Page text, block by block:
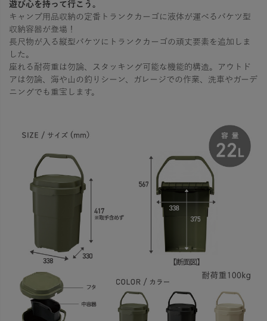
遊び心を持って行こう。
キャンプ用品収納の定番トランクカーゴに液体が運べるバケツ型
収納容器が登場！
長尺物が入る縦型バケツにトランクカーゴの頑丈要素を追加しま
した。
座れる耐荷重は勿論、スタッキング可能な機能的構造。アウトド
アは勿論、海や山の釣りシーン、ガレージでの作業、洗車やガーデ
ニングでも重宝します。